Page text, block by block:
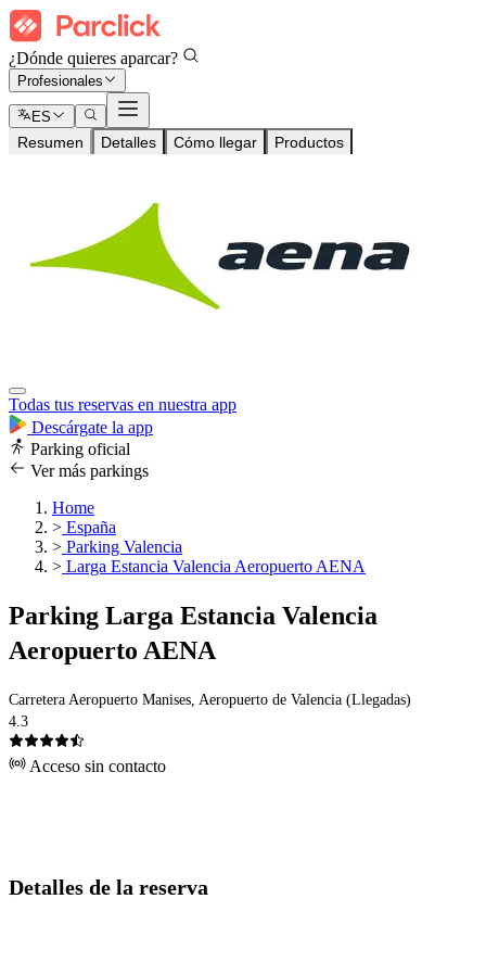
¿Dónde quieres aparcar?
Profesionales
ES
Resumen Detalles Cómo llegar Productos
Todas tus reservas en nuestra app
Descárgate la app
Parking oficial
Ver más parkings
Home
> España
> Parking Valencia
> Larga Estancia Valencia Aeropuerto AENA
Parking Larga Estancia Valencia
Aeropuerto AENA
Carretera Aeropuerto Manises, Aeropuerto de Valencia (Llegadas)
4.3
Acceso sin contacto
Detalles de la reserva